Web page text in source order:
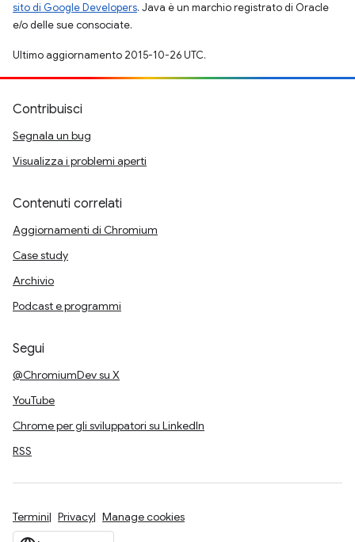
sito di Google Developers. Java è un marchio registrato di Oracle
e/o delle sue consociate.
Ultimo aggiornamento 2015-10-26 UTC.
Contribuisci
Segnala un bug
Visualizza i problemi aperti
Contenuti correlati
Aggiornamenti di Chromium
Case study
Archivio
Podcast e programmi
Segui
@ChromiumDev su X
YouTube
Chrome per gli sviluppatori su LinkedIn
RSS
Termini Privacy Manage cookies